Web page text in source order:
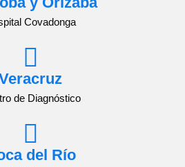
Covadonga
de Diagnóstico
del Río